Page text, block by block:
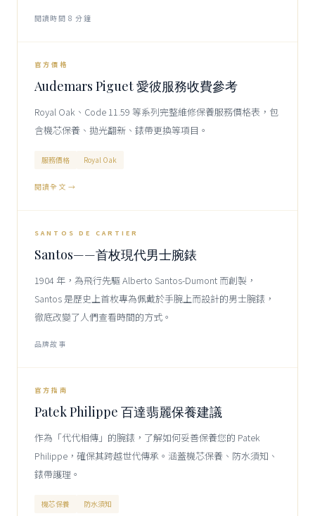
閱讀時間 8 分鐘
AUDEMARS PIGUET
官方價格
Audemars Piguet 愛彼服務收費參考
Royal Oak、Code 11.59 等系列完整維修保養服務價格表，包
含機芯保養、拋光翻新、錶帶更換等項目。
服務價格 Royal Oak
閱讀全文 →
1904
CARTIER
SANTOS DE CARTIER
Santos——首枚現代男士腕錶
1904 年，為飛行先驅 Alberto Santos-Dumont 而創製，
Santos 是歷史上首枚專為佩戴於手腕上而設計的男士腕錶，
徹底改變了人們查看時間的方式。
品牌故事
PATEK PHILIPPE
官方指南
Patek Philippe 百達翡麗保養建議
作為「代代相傳」的腕錶，了解如何妥善保養您的 Patek
Philippe，確保其跨越世代傳承。涵蓋機芯保養、防水須知、
錶帶護理。
機芯保養 防水須知